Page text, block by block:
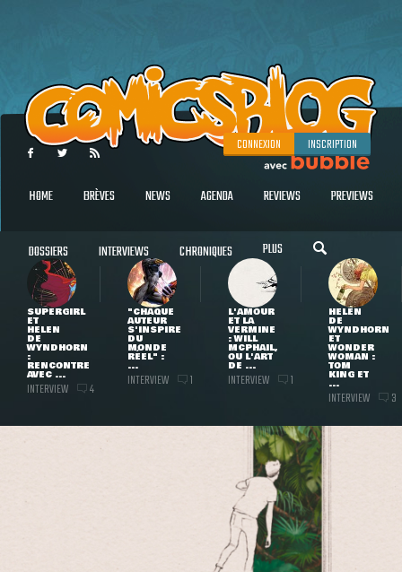
CONNEXION INSCRIPTION
HOME BRÈVES NEWS AGENDA REVIEWS PREVIEWS
DOSSIERS INTERVIEWS CHRONIQUES PLUS
SUPERGIRL
ET
HELEN
DE
WYNDHORN
:
RENCONTRE
AVEC ...
INTERVIEW 4
"CHAQUE
AUTEUR
S'INSPIRE
DU
MONDE
RÉEL" :
...
INTERVIEW 1
L'AMOUR
ET LA
VERMINE
: WILL
MCPHAIL,
OU L'ART
DE ...
INTERVIEW 1
HELEN
DE
WYNDHORN
ET
WONDER
WOMAN :
TOM
KING ET
...
INTERVIEW 3